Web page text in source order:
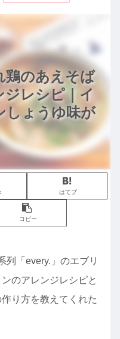
鶏のあえそば
レシピ｜イ
しょうゆ味が
はてブ
コピー
列「every.」のエブリ
のアレンジレシピと
り方を教えてくれた